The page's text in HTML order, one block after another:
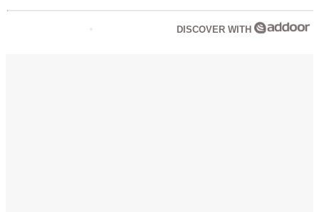
DISCOVER WITH